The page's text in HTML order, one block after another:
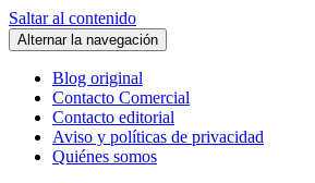
Saltar al contenido
Alternar la navegación
Blog original
Contacto Comercial
Contacto editorial
Aviso y políticas de privacidad
Quiénes somos